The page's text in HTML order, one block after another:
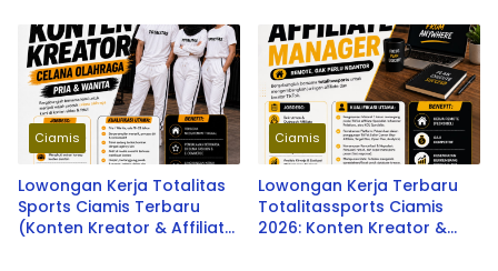
Ciamis
Lowongan Kerja Totalitas
Sports Ciamis Terbaru
(Konten Kreator & Affiliate
Ciamis
Lowongan Kerja Terbaru
Totalitassports Ciamis
2026: Konten Kreator &